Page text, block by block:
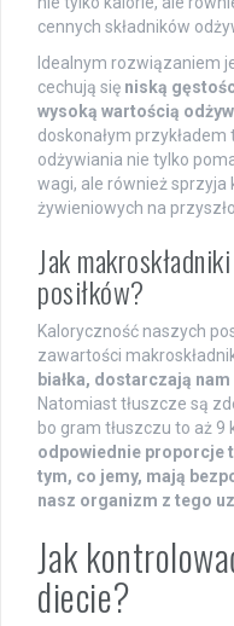
cennych składników
Idealnym rozwiązaniem
cechują się niską
wysoką wartością
doskonałym
odżywiania nie tylko
wagi, ale również
żywieniowych na
Jak
posiłków?
Kaloryczność naszych
zawartości
białka, dostarczają
Natomiast tłuszcze są
bo gram tłuszczu to aż 9
odpowiednie proporcje
tym, co jemy, mają
nasz organizm z tego
Jak
diecie?